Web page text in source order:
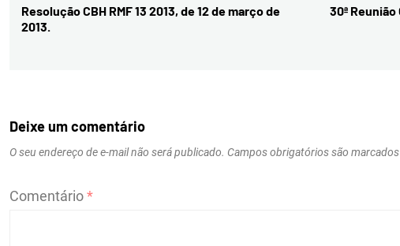
de
Previous
post:
Resolução CBH RMF 13 2013, de 12 de março de
2013.
30ª
Deixe um comentário
O seu endereço de e-mail não será publicado. Campos obrigatórios são
Comentário*